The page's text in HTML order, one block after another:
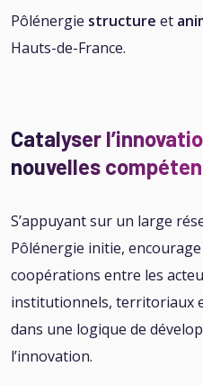
Pôlénergie structure et
Hauts-de-France.
Catalyser
nouvelles
S’appuyant sur un large
Pôlénergie initie,
coopérations entre les
institutionnels, territoriaux
dans une logique de
l’innovation.